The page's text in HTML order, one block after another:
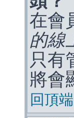
在會
的線
只有
將會
回頂端